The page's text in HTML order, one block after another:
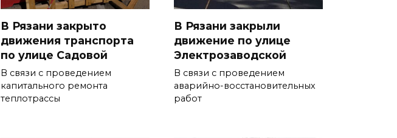
В Рязани закрыто
движения транспорта
по улице Садовой
В связи с проведением
капитального ремонта
теплотрассы
В Рязани закрыли
движение по улице
Электрозаводской
В связи с проведением
аварийно-восстановительных
работ